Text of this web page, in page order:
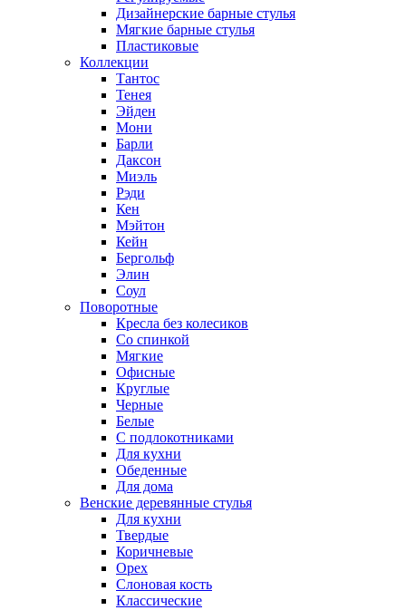
Дизайнерские барные стулья
Мягкие барные стулья
Пластиковые
Коллекции
Тантос
Тенея
Эйден
Мони
Барли
Даксон
Миэль
Рэди
Кен
Мэйтон
Кейн
Бергольф
Элин
Соул
Поворотные
Кресла без колесиков
Со спинкой
Мягкие
Офисные
Круглые
Черные
Белые
С подлокотниками
Для кухни
Обеденные
Для дома
Венские деревянные стулья
Для кухни
Твердые
Коричневые
Орех
Слоновая кость
Классические